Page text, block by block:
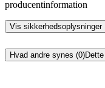
producentinformation
Vis sikkerhedsoplysninger
Hvad andre synes (0)